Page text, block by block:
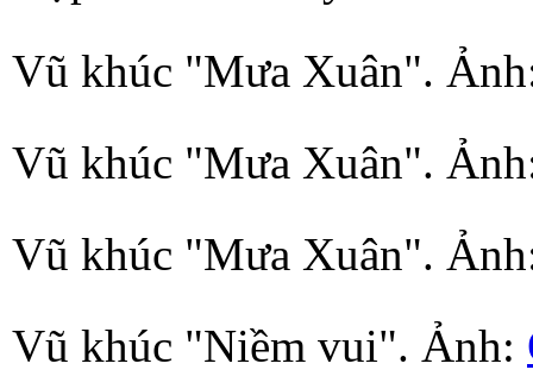
Vũ khúc "Mưa Xuân".
Vũ khúc "Mưa Xuân".
Vũ khúc "Mưa Xuân".
Vũ khúc "Niềm vui". Ảnh: